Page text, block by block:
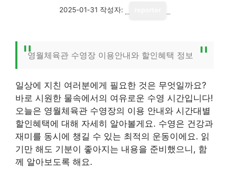
2025-01-31 작성자:
영월체육관 수영장 이용안내와 할인혜택 정보
일상에 지친 여러분에게 필요한 것은 무엇일까요?
바로 시원한 물속에서의 여유로운 수영 시간입니다!
오늘은 영월체육관 수영장의 이용 안내와 시간대별
할인혜택에 대해 자세히 알아볼게요. 수영은 건강과
재미를 동시에 챙길 수 있는 최적의 운동이에요. 읽
기만 해도 기분이 좋아지는 내용을 준비했으니, 함
께 알아보도록 해요.